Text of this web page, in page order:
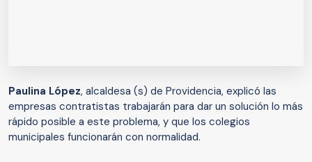
Paulina López, alcaldesa (s) de Providencia, explicó las
empresas contratistas trabajarán para dar un solución lo más
rápido posible a este problema, y que los colegios
municipales funcionarán con normalidad.